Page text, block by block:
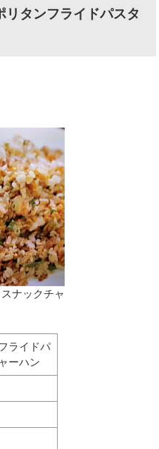
リタンフライドパスタ
ナックチャ
ライドパ
ーハン